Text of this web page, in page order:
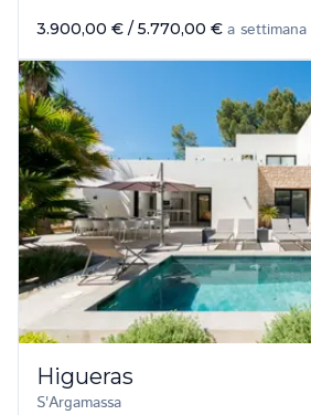
3.900,00 € / 5.770,00 € a settimana
Higueras
S'Argamassa